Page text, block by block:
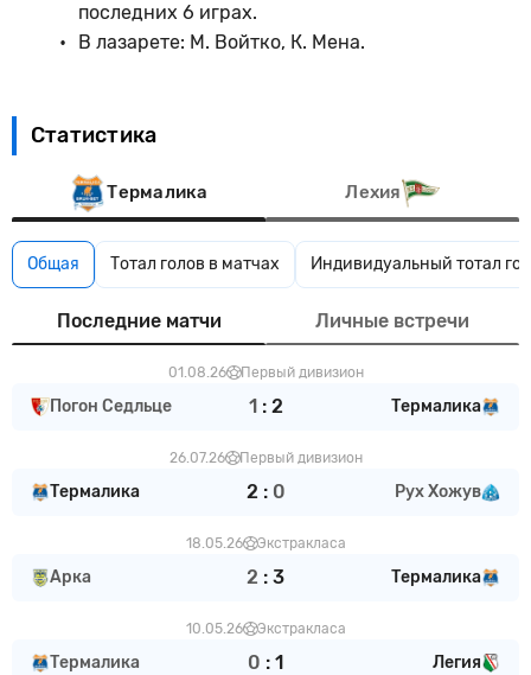
последних 6 играх.
В лазарете: М. Войтко, К. Мена.
Статистика
Термалика Лехия
Общая Тотал голов в матчах Индивидуальный тотал
Последние матчи Личные встречи
01.08.26 Первый дивизион
Погон Седльце 1: 2 Термалика
26.07.26 Первый дивизион
Термалика 2 : 0 Рух Хожув
18.05.26 Экстракласа
Арка 2 : 3 Термалика
10.05.26 Экстракласа
Термалика 0 : 1 Легия